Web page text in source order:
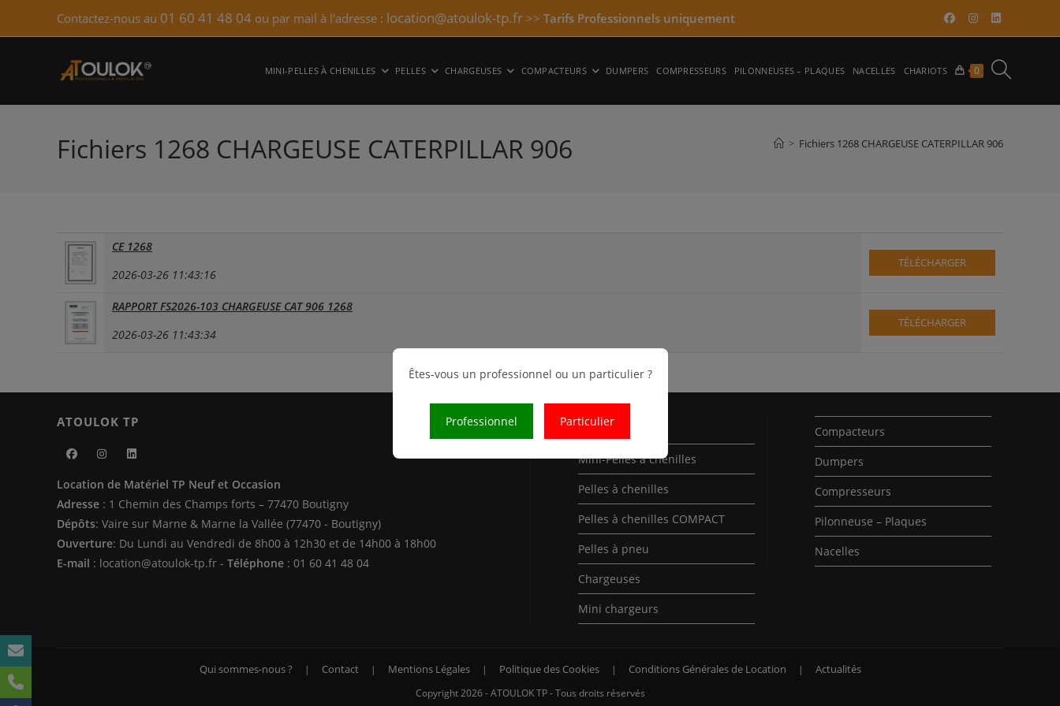
Contactez-nous au 01 60 41 48 04 ou par mail à l'adresse : location@atoulok-tp.fr >> Tarifs Professionnels uniquement​
MINI-PELLES À CHENILLES PELLES CHARGEUSES COMPACTEURS DUMPERS COMPRESSEURS PILONNEUSES – PLAQUES NACELLES CHARIOTS 0 TOGGLE
WEBSITE
Fichiers 1268 CHARGEUSE CATERPILLAR 906 > Fichiers 1268 CHARGEUSE CATERPILLAR 906
CE 1268
2026-03-26 11:43:16
TÉLÉCHARGER
RAPPORT FS2026-103 CHARGEUSE CAT 906 1268
2026-03-26 11:43:34
TÉLÉCHARGER
ATOULOK TP
dans
un
nouvel
onglet
dans
un
nouvel
onglet
dans
un
nouvel
onglet
Location de Matériel TP Neuf et Occasion
Adresse : 1 Chemin des Champs forts – 77470 Boutigny
Dépôts: Vaire sur Marne & Marne la Vallée (77470 - Boutigny)
Ouverture: Du Lundi au Vendredi de 8h00 à 12h30 et de 14h00 à 18h00
E-mail : location@atoulok-tp.fr - Téléphone : 01 60 41 48 04
Nos Produits
Mini-Pelles à chenilles
Pelles à chenilles
Pelles à chenilles COMPACT
Pelles à pneu
Chargeuses
Mini chargeurs
Compacteurs
Dumpers
Compresseurs
Pilonneuse – Plaques
Nacelles
Qui sommes-nous ? Contact Mentions Légales Politique des Cookies Conditions Générales de Location Actualités
Copyright 2026 - ATOULOK TP - Tous droits réservés
Êtes-vous un professionnel ou un particulier ?
Professionnel Particulier